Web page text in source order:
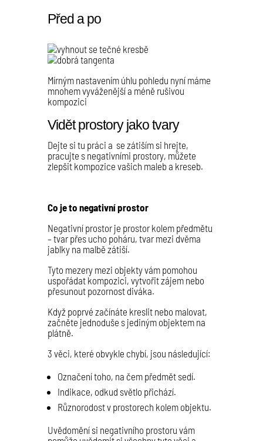
Před a po
Mírným nastavením úhlu pohledu nyní máme
mnohem vyváženější a méně rušivou
kompozici
Vidět prostory jako tvary
Dejte si tu práci a se zátiším si hrejte,
pracujte s negativními prostory, můžete
zlepšit kompozice vašich maleb a kreseb.
Co je to negativní prostor
Negativní prostor je prostor kolem předmětu
– tvar přes ucho poháru, tvar mezi dvěma
jablky na malbě zátiší.
Tyto mezery mezi objekty vám pomohou
uspořádat kompozici, vytvořit zájem nebo
přesunout pozornost diváka.
Když poprvé začínáte kreslit nebo malovat,
začněte jednoduše s jediným objektem na
plátně.
3 věci, které obvykle chybí, jsou následující:
Označení toho, na čem předmět sedí.
Indikace, odkud světlo přichází.
Různorodost v prostorech kolem objektu.
Uvědomění si negativního prostoru vám